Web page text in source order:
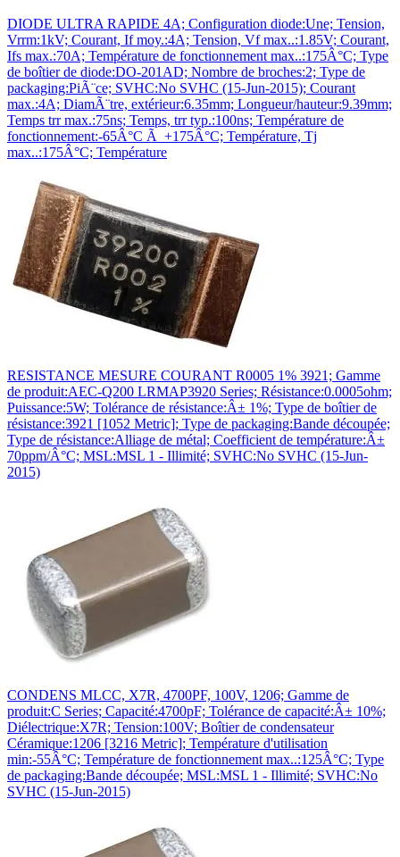
DIODE ULTRA RAPIDE 4A; Configuration diode:Une; Tension,
Vrrm:1kV; Courant, If moy.:4A; Tension, Vf max..:1.85V; Courant,
Ifs max.:70A; Température de fonctionnement max..:175Â°C; Type
de boîtier de diode:DO-201AD; Nombre de broches:2; Type de
packaging:PiÃ¨ce; SVHC:No SVHC (15-Jun-2015); Courant
max.:4A; DiamÃ¨tre, extérieur:6.35mm; Longueur/hauteur:9.39mm;
Temps trr max.:75ns; Temps, trr typ.:100ns; Température de
fonctionnement:-65Â°C Ã +175Â°C; Température, Tj
max..:175Â°C; Température
RESISTANCE MESURE COURANT R0005 1% 3921; Gamme
de produit:AEC-Q200 LRMAP3920 Series; Résistance:0.0005ohm;
Puissance:5W; Tolérance de résistance:Â± 1%; Type de boîtier de
résistance:3921 [1052 Metric]; Type de packaging:Bande découpée;
Type de résistance:Alliage de métal; Coefficient de température:Â±
70ppm/Â°C; MSL:MSL 1 - Illimité; SVHC:No SVHC (15-Jun-
2015)
CONDENS MLCC, X7R, 4700PF, 100V, 1206; Gamme de
produit:C Series; Capacité:4700pF; Tolérance de capacité:Â± 10%;
Diélectrique:X7R; Tension:100V; Boîtier de condensateur
Céramique:1206 [3216 Metric]; Température d'utilisation
min:-55Â°C; Température de fonctionnement max..:125Â°C; Type
de packaging:Bande découpée; MSL:MSL 1 - Illimité; SVHC:No
SVHC (15-Jun-2015)